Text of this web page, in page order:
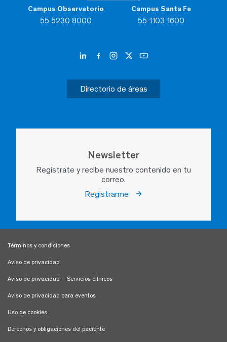
Campus Observatorio
55 5230 8000
Campus Santa Fe
55 1103 1600
Directorio de áreas
Newsletter
Regístrate y recibe nuestro contenido en tu
correo.
Registrarme
Términos y condiciones
Aviso de privacidad
Aviso de privacidad – Servicios clínicos
Aviso de privacidad para eventos
Uso de cookies
Derechos y obligaciones del paciente